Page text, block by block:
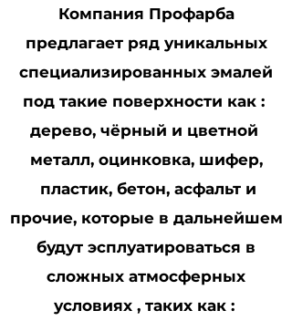
Компания Профарба
предлагает ряд уникальных
специализированных эмалей
под такие поверхности как :
дерево, чёрный и цветной
металл, оцинковка, шифер,
пластик, бетон, асфальт и
прочие, которые в дальнейшем
будут эсплуатироваться в
сложных атмосферных
условиях , таких как :